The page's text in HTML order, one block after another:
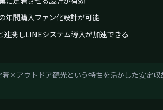
携しLINEシステム導入が加速できる
×アウトドア観光という特性を活かした安定収益